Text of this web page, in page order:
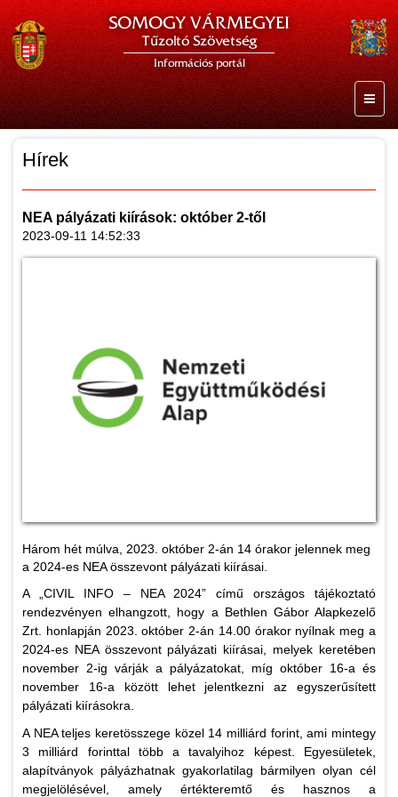
SOMOGY VÁRMEGYEI
Tűzoltó Szövetség
Információs portál
Hírek
NEA pályázati kiírások: október 2-től
2023-09-11 14:52:33
Három hét múlva, 2023. október 2-án 14 órakor jelennek meg
a 2024-es NEA összevont pályázati kiírásai.
A „CIVIL INFO – NEA 2024” című országos tájékoztató
rendezvényen elhangzott, hogy a Bethlen Gábor Alapkezelő
Zrt. honlapján 2023. október 2-án 14.00 órakor nyílnak meg a
2024-es NEA összevont pályázati kiírásai, melyek keretében
november 2-ig várják a pályázatokat, míg október 16-a és
november 16-a között lehet jelentkezni az egyszerűsített
pályázati kiírásokra.
A NEA teljes keretösszege közel 14 milliárd forint, ami mintegy
3 milliárd forinttal több a tavalyihoz képest. Egyesületek,
alapítványok pályázhatnak gyakorlatilag bármilyen olyan cél
megjelölésével, amely értékteremtő és hasznos a